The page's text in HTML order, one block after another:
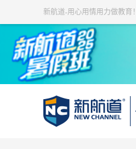
新航道-用心用情用力做教育！